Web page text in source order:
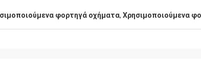
φορτηγά οχήματα, Χρησιμοποιούμενα